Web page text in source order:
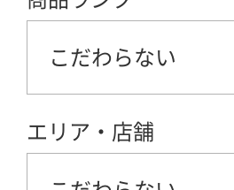
こだわらない
エリア・店舗